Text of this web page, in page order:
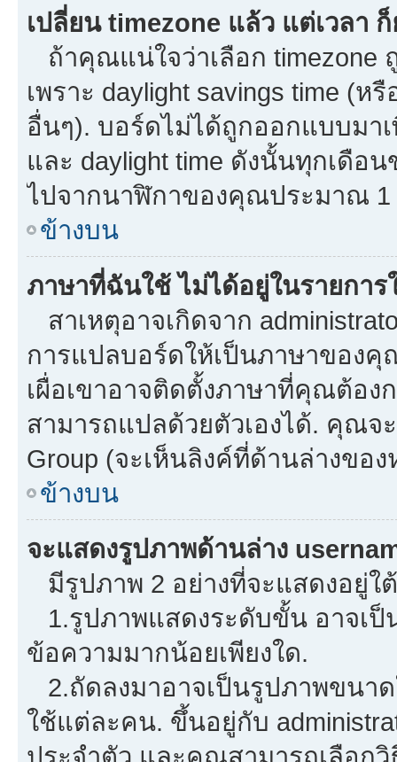
เปลี่ยน timezone แล้ว แต่เวลา
ถ้าคุณแน่ใจว่าเลือก timezone
เพราะ daylight savings time (ห
อื่นๆ). บอร์ดไม่ได้ถูกออกแบบมา
และ daylight time ดังนั้นทุกเดือ
ไปจากนาฬิกาของคุณประมาณ 1
ข้างบน
ภาษาที่ฉันใช้ ไม่ได้อยู่ในรายการ
สาเหตุอาจเกิดจาก
การแปลบอร์ดให้เป็นภาษาของคุ
เผื่อเขาอาจติดตั้งภาษาที่คุณต้อ
สามารถแปลด้วยตัวเองได้. คุณจ
Group (จะเห็นลิงค์ที่ด้านล่างของ
ข้างบน
จะแสดงรูปภาพด้านล่าง
มีรูปภาพ 2 อย่างที่จะแสดงอยู่ใ
1.รูปภาพแสดงระดับขั้น อาจเ
ข้อความมากน้อยเพียงใด.
2.ถัดลงมาอาจเป็นรูปภาพขนา
ใช้แต่ละคน. ขึ้นอยู่กับ
ประจำตัว และคุณสามารถเลือก